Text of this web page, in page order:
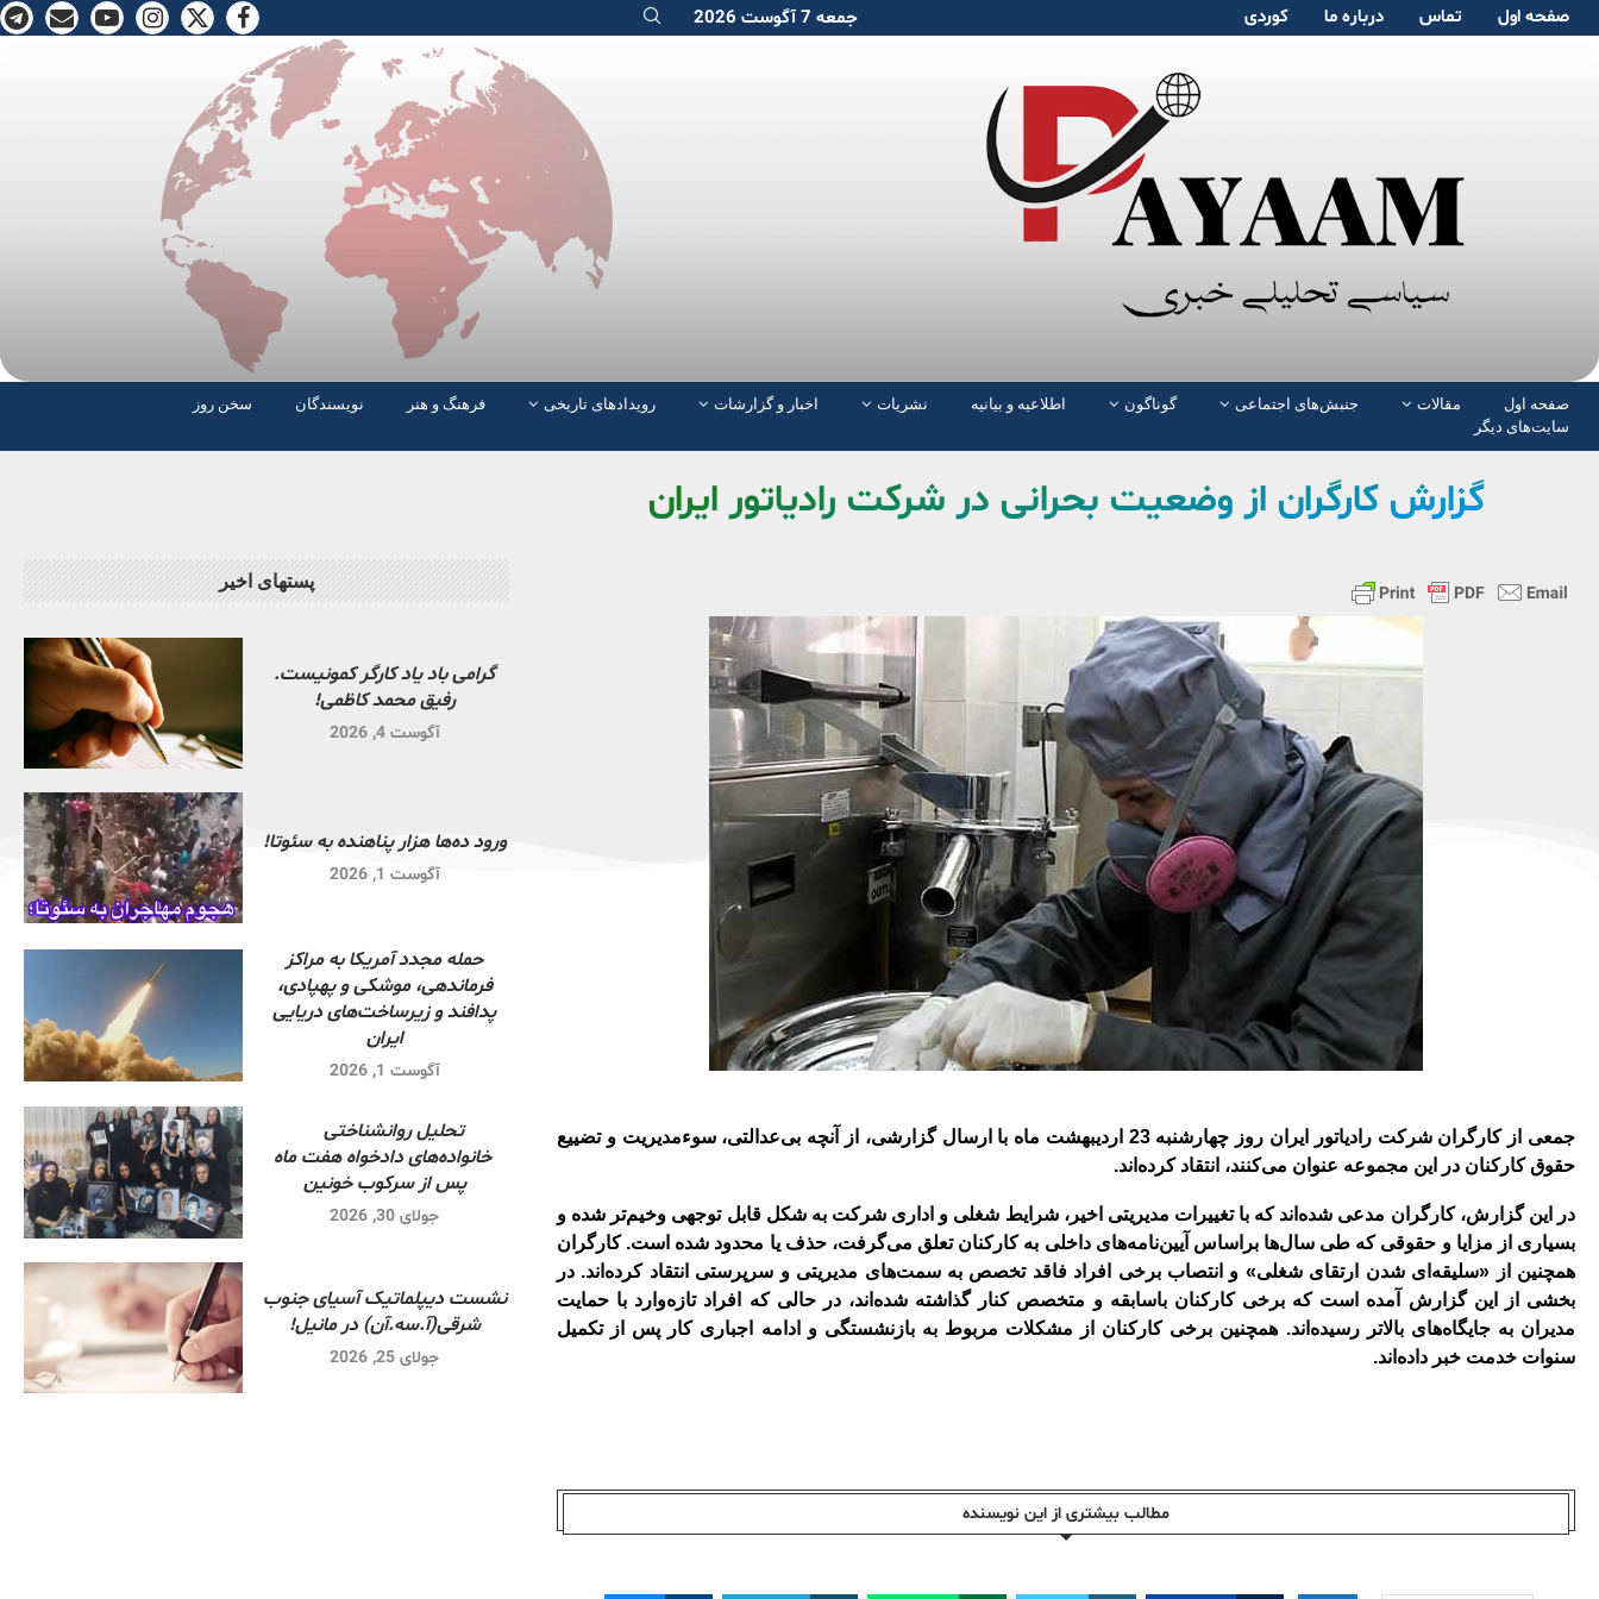
صفحە اول تماس دربارە ما کوردی جمعه 7 آگوست 2026
صفحە اول مقالات جنبش‌های اجتماعی گوناگون اطلاعیه و بیانیه نشریات اخبار و گزارشات رویدادهای تاریخی فرهنگ و هنر نویسندگان
سخن روز
سایت‌های دیگر
گزارش کارگران از وضعیت بحرانی در شرکت رادیاتور ایران
جمعی از کارگران شرکت رادیاتور ایران روز چهارشنبه 23 اردیبهشت ماه با ارسال گزارشی، از آنچه بی‌عدالتی، سوءمدیریت و تضییع
حقوق کارکنان در این مجموعه عنوان می‌کنند، انتقاد کرده‌اند.
در این گزارش، کارگران مدعی شده‌اند که با تغییرات مدیریتی اخیر، شرایط شغلی و اداری شرکت به شکل قابل توجهی وخیم‌تر شده و
بسیاری از مزایا و حقوقی که طی سال‌ها براساس آیین‌نامه‌های داخلی به کارکنان تعلق می‌گرفت، حذف یا محدود شده است. کارگران
همچنین از «سلیقه‌ای شدن ارتقای شغلی» و انتصاب برخی افراد فاقد تخصص به سمت‌های مدیریتی و سرپرستی انتقاد کرده‌اند. در
بخشی از این گزارش آمده است که برخی کارکنان باسابقه و متخصص کنار گذاشته شده‌اند، در حالی که افراد تازه‌وارد با حمایت
مدیران به جایگاه‌های بالاتر رسیده‌اند. همچنین برخی کارکنان از مشکلات مربوط به بازنشستگی و ادامه اجباری کار پس از تکمیل
سنوات خدمت خبر داده‌اند.
مطالب بیشتری از این نویسندە
پستهای اخیر
گرامی باد یاد کارگر کمونیست.
رفیق محمد کاظمی!
آگوست 4, 2026
ورود ده‌ها هزار پناهنده به سئوتا!
آگوست 1, 2026
حمله مجدد آمریکا به مراکز
فرماندهی، موشکی و پهپادی،
پدافند و زیرساخت‌های دریایی
ایران
آگوست 1, 2026
تحلیل روانشناختی
خانواده‌های دادخواه هفت ماه
پس از سرکوب خونین
جولای 30, 2026
نشست دیپلماتیک آسیای جنوب
شرقی‌(آ.سه.آن) در مانیل!
جولای 25, 2026